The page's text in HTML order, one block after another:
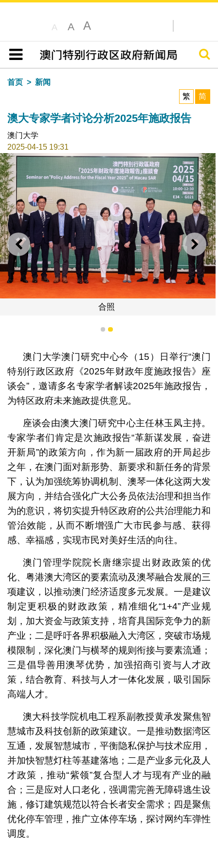
A A A
目录
搜寻
首页
新闻
繁
简
澳大专家学者讨论分析2025年施政报告
澳门大学
2025-04-15 19:31
上一则 下一
合照
1 2
澳门大学澳门研究中心今（15）日举行“澳门
特别行政区政府《2025年财政年度施政报告》座
谈会”，邀请多名专家学者解读2025年施政报告，
为特区政府未来施政提供意见。
座谈会由澳大澳门研究中心主任林玉凤主持。
专家学者们肯定是次施政报告“革新谋发展，奋进
开新局”的政策方向，作为新一届政府的开局起步
之年，在澳门面对新形势、新要求和新任务的背景
下，认为加强统筹协调机制、澳琴一体化这两大发
展方向，并结合强化广大公务员依法治理和担当作
为的意识，将切实提升特区政府的公共治理能力和
管治效能，从而不断增强广大市民参与感、获得
感、幸福感，实现市民对美好生活的向往。
澳门管理学院院长唐继宗提出财政政策的优
化、粤港澳大湾区的要素流动及澳琴融合发展的三
项建议，以推动澳门经济适度多元发展。一是建议
制定更积极的财政政策，精准细化“1+4”产业规
划，加大资金与政策支持，培育具国际竞争力的新
产业；二是呼吁各界积极融入大湾区，突破市场规
模限制，深化澳门与横琴的规则衔接与要素流通；
三是倡导善用澳琴优势，加强招商引资与人才政
策，结合教育、科技与人才一体化发展，吸引国际
高端人才。
澳大科技学院机电工程系副教授黄承发聚焦智
慧城市及科技创新的政策建议。一是推动数据湾区
互通，发展智慧城市，平衡隐私保护与技术应用，
并加快智慧灯柱等基建落地；二是产业多元化及人
才政策，推动“紫领”复合型人才与现有产业的融
合；三是应对人口老化，强调需完善无障碍逃生设
施，修订建筑规范以符合长者安全需求；四是聚焦
优化停车管理，推广立体停车场，探讨网约车弹性
调度。